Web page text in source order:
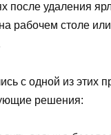
после удаления
рабочем столе
с одной из этих
решения: